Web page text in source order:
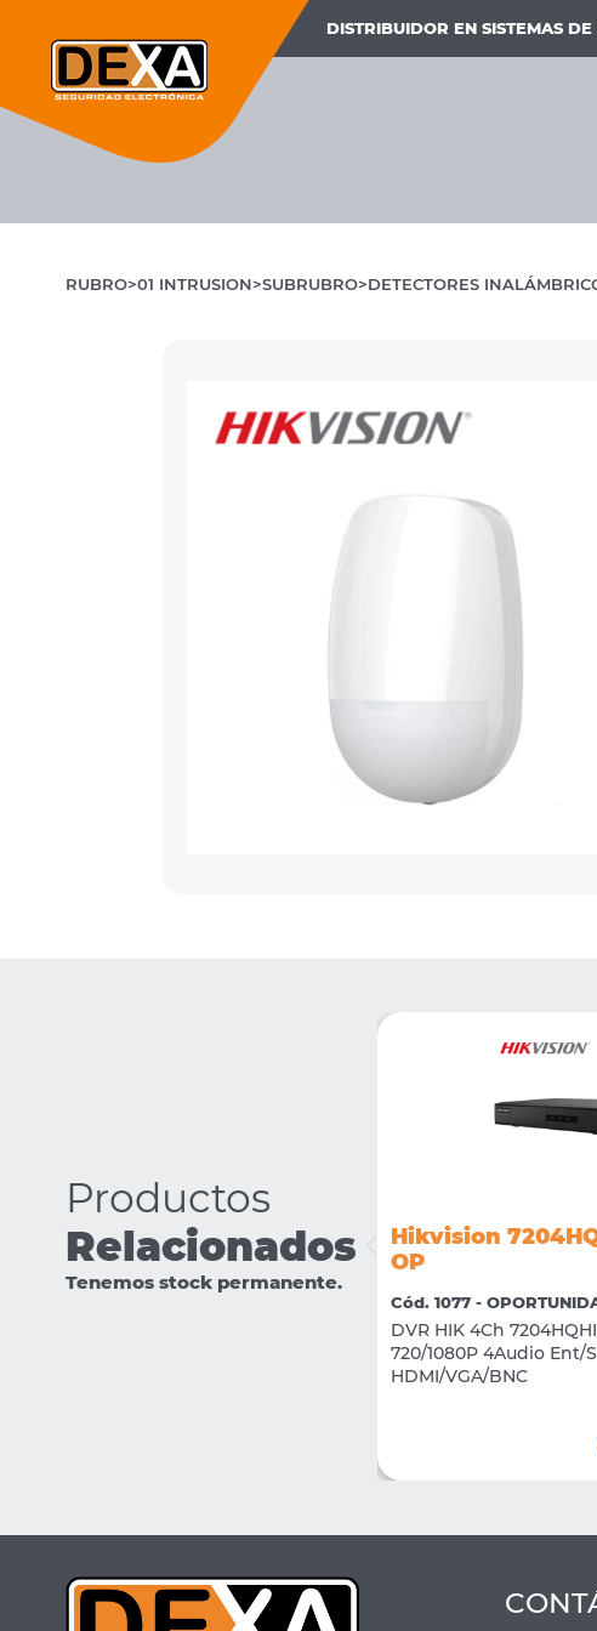
DISTRIBUIDOR EN SISTEMAS
RUBRO 01 INTRUSION SUBRUBRO DETECTORES
Productos
Relacionados
Tenemos stock permanente.
DS-2CE76D0T-EXIPF
Hikvision
OP
Cód. 1077 -
DVR HIK 4Ch
720/1080P 4Audio Ent/
HDMI/VGA/BNC